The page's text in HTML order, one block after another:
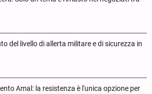
del livello di allerta militare e di sicurezza in
Amal: la resistenza è l'unica opzione per